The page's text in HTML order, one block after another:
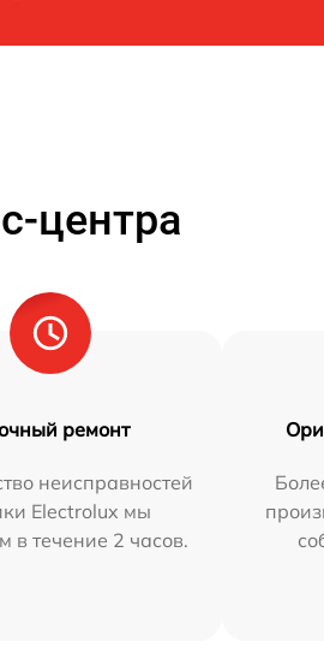
центра
ремонт
неисправностей
Electrolux мы
в течение 2 часов.